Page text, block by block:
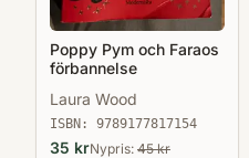
Poppy Pym och Faraos
förbannelse
Laura Wood
ISBN: 9789177817154
35 krNypris: 45kr